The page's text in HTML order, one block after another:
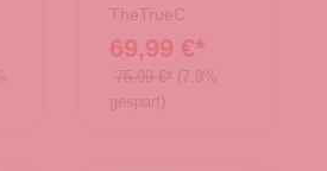
TheTrueC
69,99 €*
75,99 €* (7.9%
gespart)